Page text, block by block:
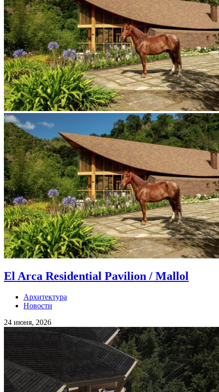
El Arca Residential Pavilion / Mallol
Архитектура
Новости
24 июня, 2026